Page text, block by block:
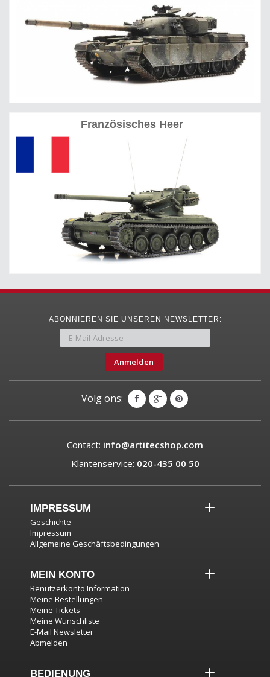
Französisches Heer
ABONNIEREN SIE UNSEREN NEWSLETTER:
Anmelden
Volg ons:
Contact: info@artitecshop.com
Klantenservice: 020-435 00 50
IMPRESSUM
Geschichte
Impressum
Allgemeine Geschäftsbedingungen
MEIN KONTO
Benutzerkonto Information
Meine Bestellungen
Meine Tickets
Meine Wunschliste
E-Mail Newsletter
Abmelden
BEDIENUNG